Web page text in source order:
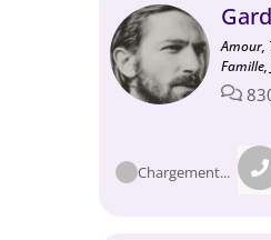
Amour,
Famille,
Chargement...